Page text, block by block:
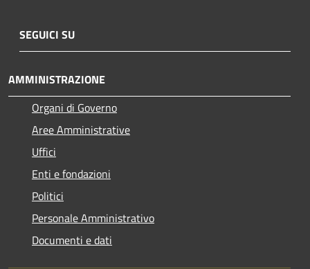
SEGUICI SU
AMMINISTRAZIONE
Organi di Governo
Aree Amministrative
Uffici
Enti e fondazioni
Politici
Personale Amministrativo
Documenti e dati